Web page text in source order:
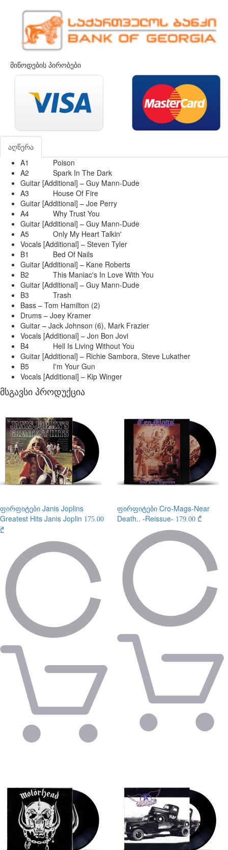
მიწოდების პირობები
აღწერა
A1
Poison
A2
Spark In The Dark
Guitar [Additional] – Guy Mann-Dude
A3
House Of Fire
Guitar [Additional] – Joe Perry
A4
Why Trust You
Guitar [Additional] – Guy Mann-Dude
A5
Only My Heart Talkin'
Vocals [Additional] – Steven Tyler
B1
Bed Of Nails
Guitar [Additional] – Kane Roberts
B2
This Maniac's In Love With You
Guitar [Additional] – Guy Mann-Dude
B3
Trash
Bass – Tom Hamilton (2)
Drums – Joey Kramer
Guitar – Jack Johnson (6), Mark Frazier
Vocals [Additional] – Jon Bon Jovi
B4
Hell Is Living Without You
Guitar [Additional] – Richie Sambora, Steve Lukather
B5
I'm Your Gun
Vocals [Additional] – Kip Winger
მსგავსი პროდუქცია
ფირფიტები Janis Joplins
Greatest Hits Janis Joplin 175.00
₾
ფირფიტები Cro-Mags-Near
Death.. -Reissue- 179.00 ₾